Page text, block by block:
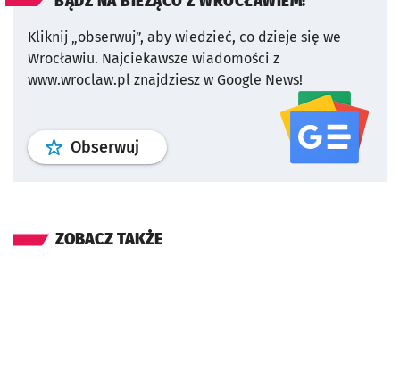
Kliknij „obserwuj”, aby wiedzieć, co dzieje się we
Wrocławiu. Najciekawsze wiadomości z
www.wroclaw.pl znajdziesz w Google News!
Obserwuj profil serwisu
ZOBACZ TAKŻE